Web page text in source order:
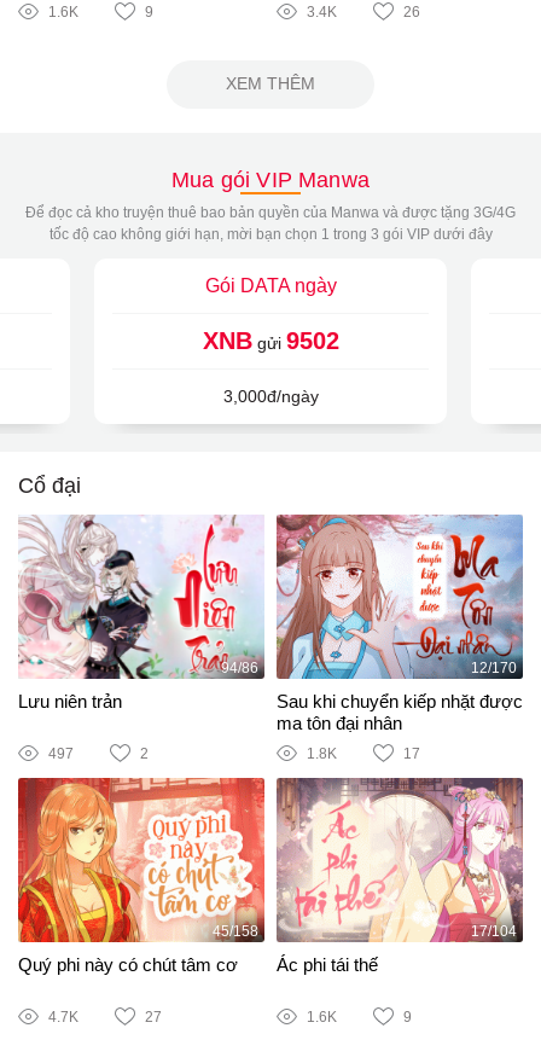
1.6K 9 3.4K 26
XEM THÊM
Mua gói VIP Manwa
Để đọc cả kho truyện thuê bao bản quyền của Manwa và được tặng 3G/4G
tốc độ cao không giới hạn, mời bạn chọn 1 trong 3 gói VIP dưới đây
Gói DATA ngày
XNBgửi 9502
3,000đ/ngày
Cổ đại
94/86
Lưu niên trản
497 2
12/170
Sau khi chuyển kiếp nhặt được
ma tôn đại nhân
1.8K 17
45/158
Quý phi này có chút tâm cơ
4.7K 27
17/104
Ác phi tái thế
1.6K 9